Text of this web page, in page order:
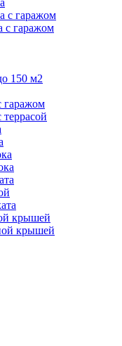
с гаражом
с гаражом
150 м2
гаражом
крышей
крышей